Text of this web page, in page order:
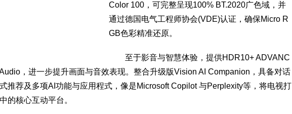
Color 100，可完整呈现100% BT.2020广色域，并
通过德国电气工程师协会(VDE)认证，确保Micro R
GB色彩精准还原。
至于影音与智慧体验，提供HDR10+ ADVANC
，进一步提升画面与音效表现。整合升级版Vision AI Companion，具备对话
推荐及多项AI功能与应用程式，像是Microsoft Copilot 与Perplexity等，将电视打
的核心互动平台。